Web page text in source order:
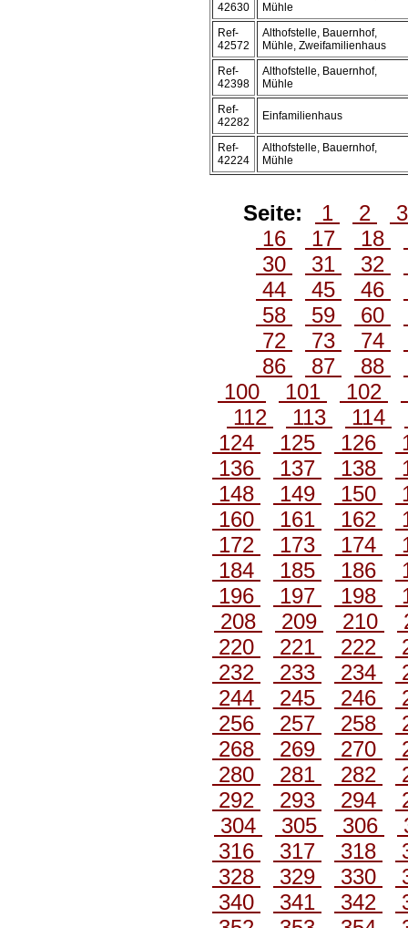
42630
Mühle
Ref-
42572
Althofstelle, Bauernhof,
Mühle, Zweifamilienhaus
Ref-
42398
Althofstelle, Bauernhof,
Mühle
Ref-
42282
Einfamilienhaus
Ref-
42224
Althofstelle, Bauernhof,
Mühle
Seite: 1 2
16
17 18
30
31 32
44
45 46
58
59 60
72
73 74
86
87 88
100
101 102
112
113 114
124
125 126
136
137 138
148
149 150
160
161 162
172
173 174
184
185 186
196
197 198
208
209 210
220
221 222
232
233 234
244
245 246
256
257 258
268
269 270
280
281 282
292
293 294
304
305 306
316
317 318
328
329 330
340
341 342